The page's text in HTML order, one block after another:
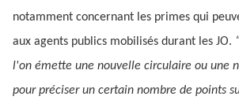
notamment concernant les primes qui
aux agents publics mobilisés durant les JO.
l'on émette une nouvelle circulaire ou une
pour préciser un certain nombre de points